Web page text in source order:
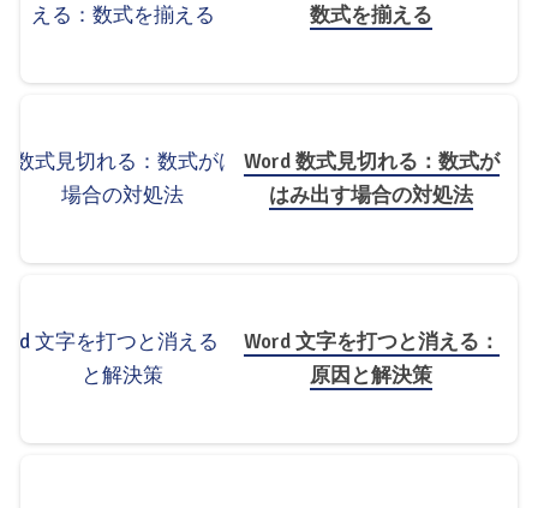
数式を揃える
Word 数式見切れる：数式が
はみ出す場合の対処法
Word 文字を打つと消える：
原因と解決策